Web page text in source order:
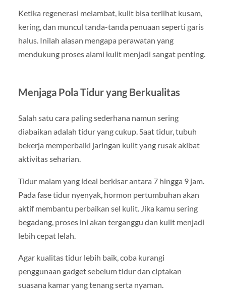
Ketika regenerasi melambat, kulit bisa terlihat kusam,
kering, dan muncul tanda-tanda penuaan seperti garis
halus. Inilah alasan mengapa perawatan yang
mendukung proses alami kulit menjadi sangat penting.
Menjaga Pola Tidur yang Berkualitas
Salah satu cara paling sederhana namun sering
diabaikan adalah tidur yang cukup. Saat tidur, tubuh
bekerja memperbaiki jaringan kulit yang rusak akibat
aktivitas seharian.
Tidur malam yang ideal berkisar antara 7 hingga 9 jam.
Pada fase tidur nyenyak, hormon pertumbuhan akan
aktif membantu perbaikan sel kulit. Jika kamu sering
begadang, proses ini akan terganggu dan kulit menjadi
lebih cepat lelah.
Agar kualitas tidur lebih baik, coba kurangi
penggunaan gadget sebelum tidur dan ciptakan
suasana kamar yang tenang serta nyaman.